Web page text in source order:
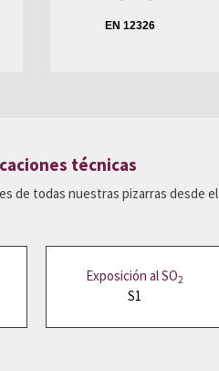
EN 12326
técnicas
de todas nuestras pizarras desde el
Exposición al SO2
S1